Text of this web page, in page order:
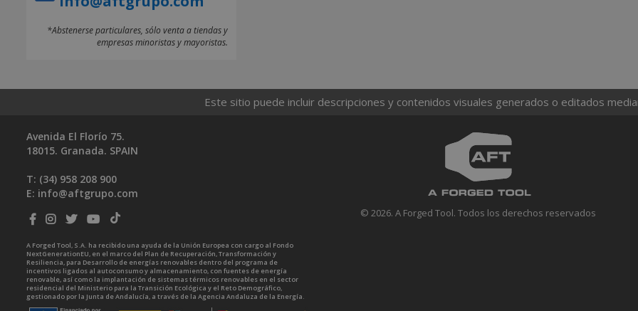
*Abstenerse particulares, sólo venta a tiendas y
empresas minoristas y mayoristas.
Este sitio puede incluir descripciones y contenidos visuales generados o editados
© 2026. A Forged Tool. Todos los derechos reservados
Avenida El Florío 75.
18015. Granada. SPAIN
T: (34) 958 208 900
E: info@aftgrupo.com
A Forged Tool, S.A. ha recibido una ayuda de la Unión Europea con cargo al Fondo
NextGenerationEU, en el marco del Plan de Recuperación, Transformación y
Resiliencia, para Desarrollo de energías renovables dentro del programa de
incentivos ligados al autoconsumo y almacenamiento, con fuentes de energía
renovable, así como la implantación de sistemas térmicos renovables en el sector
residencial del Ministerio para la Transición Ecológica y el Reto Demográfico,
gestionado por la Junta de Andalucía, a través de la Agencia Andaluza de la Energía.